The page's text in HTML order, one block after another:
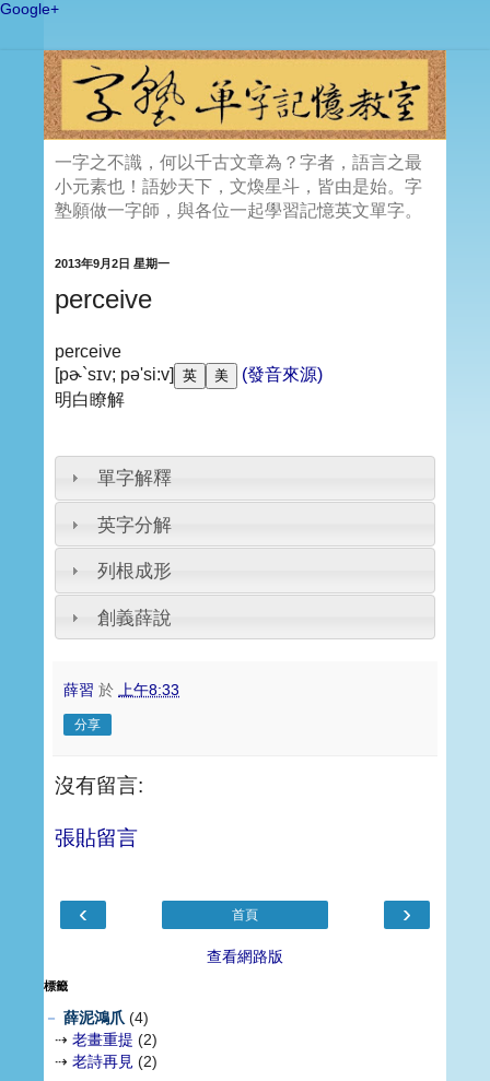
Google+
一字之不識，何以千古文章為？字者，語言之最
小元素也！語妙天下，文煥星斗，皆由是始。字
塾願做一字師，與各位一起學習記憶英文單字。
2013年9月2日 星期一
perceive
perceive
[pɚ`sɪv; pə'si:v]
(發音來源)
明白瞭解
單字解釋
英字分解
列根成形
創義薛說
薛習 於 上午8:33
分享
沒有留言:
張貼留言
‹ ›
首頁
查看網路版
標籤
－ 薛泥鴻爪 (4)
⇢ 老畫重提 (2)
⇢ 老詩再見 (2)